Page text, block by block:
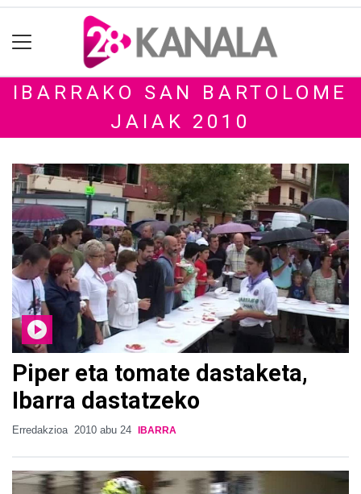
IBARRAKO SAN BARTOLOME
JAIAK 2010
Piper eta tomate dastaketa,
Ibarra dastatzeko
Erredakzioa 2010 abu 24 IBARRA